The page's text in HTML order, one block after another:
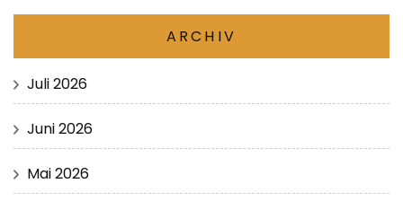
ARCHIV
Juli 2026
Juni 2026
Mai 2026